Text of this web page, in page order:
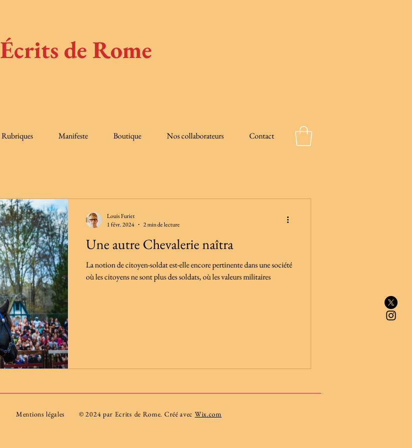
Écrits de Rome
Rubriques Manifeste Boutique Nos collaborateurs Contact
Une autre Chevalerie naîtra
La notion de citoyen-soldat est-elle encore pertinente dans une société
où les citoyens ne sont plus des soldats, où les valeurs militaires
Louis Furiet
1 févr. 2024
2 min de lecture
Mentions légales © 2024 par Ecrits de Rome. Créé avec Wix.com